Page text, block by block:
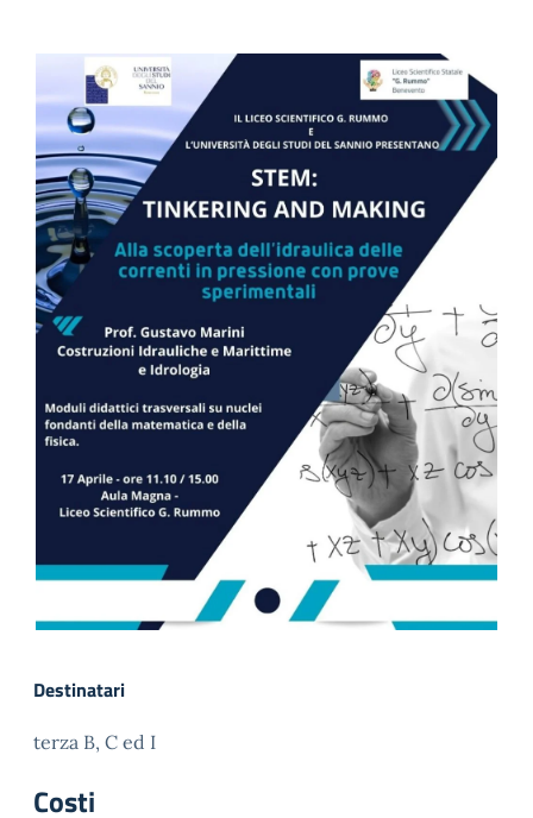
Destinatari
terza B, C ed I
Costi